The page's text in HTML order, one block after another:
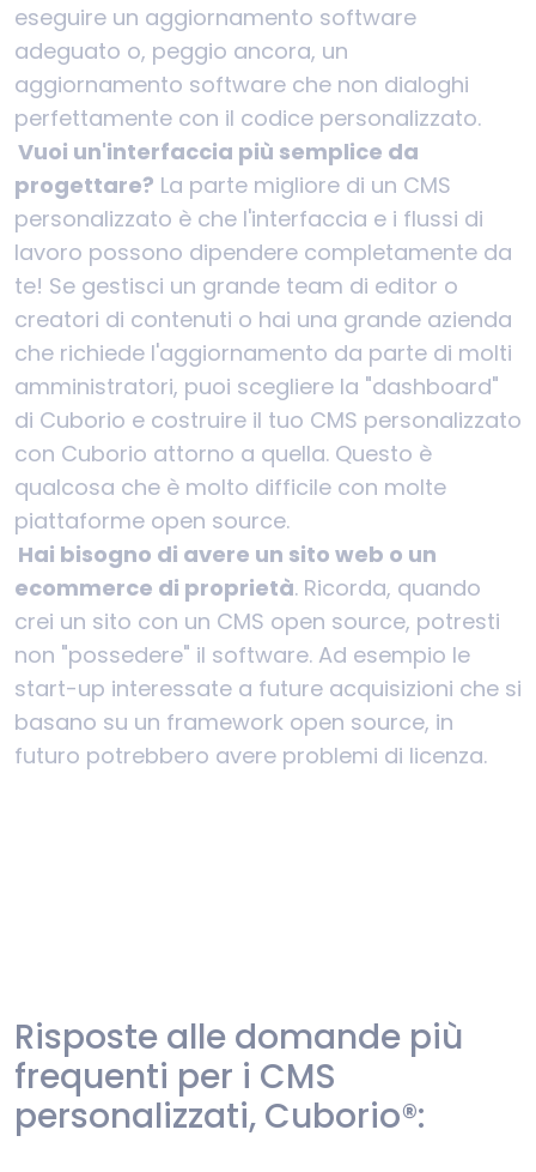
eseguire un aggiornamento software
adeguato o, peggio ancora, un
aggiornamento software che non dialoghi
perfettamente con il codice personalizzato.
Vuoi un'interfaccia più semplice da
progettare? La parte migliore di un CMS
personalizzato è che l'interfaccia e i flussi di
lavoro possono dipendere completamente da
te! Se gestisci un grande team di editor o
creatori di contenuti o hai una grande azienda
che richiede l'aggiornamento da parte di molti
amministratori, puoi scegliere la "dashboard"
di Cuborio e costruire il tuo CMS personalizzato
con Cuborio attorno a quella. Questo è
qualcosa che è molto difficile con molte
piattaforme open source.
Hai bisogno di avere un sito web o un
ecommerce di proprietà. Ricorda, quando
crei un sito con un CMS open source, potresti
non "possedere" il software. Ad esempio le
start-up interessate a future acquisizioni che si
basano su un framework open source, in
futuro potrebbero avere problemi di licenza.
Risposte alle domande più
frequenti per i CMS
personalizzati, Cuborio®: